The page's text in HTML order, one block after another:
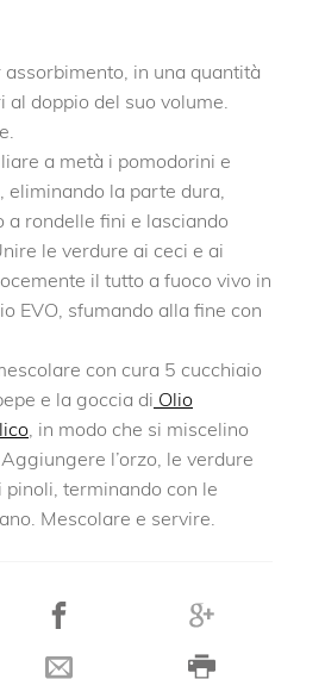
assorbimento, in una quantità
al doppio del suo volume.
a metà i pomodorini e
eliminando la parte dura,
rondelle fini e lasciando
le verdure ai ceci e ai
il tutto a fuoco vivo in
EVO, sfumando alla fine con
con cura 5 cucchiaio
e la goccia di Olio
, in modo che si miscelino
l’orzo, le verdure
pinoli, terminando con le
Mescolare e servire.